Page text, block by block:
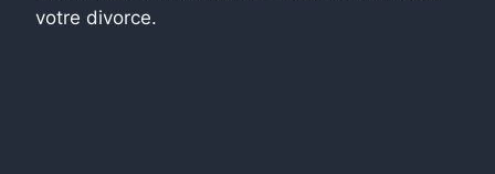
votre divorce.